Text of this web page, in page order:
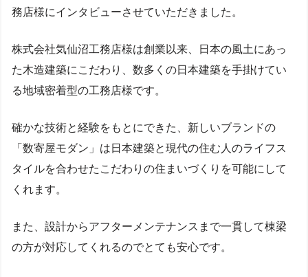
務店様にインタビューさせていただきました。
株式会社気仙沼工務店様は創業以来、日本の風土にあっ
た木造建築にこだわり、数多くの日本建築を手掛けてい
る地域密着型の工務店様です。
確かな技術と経験をもとにできた、新しいブランドの
「数寄屋モダン」は日本建築と現代の住む人のライフス
タイルを合わせたこだわりの住まいづくりを可能にして
くれます。
また、設計からアフターメンテナンスまで一貫して棟梁
の方が対応してくれるのでとても安心です。